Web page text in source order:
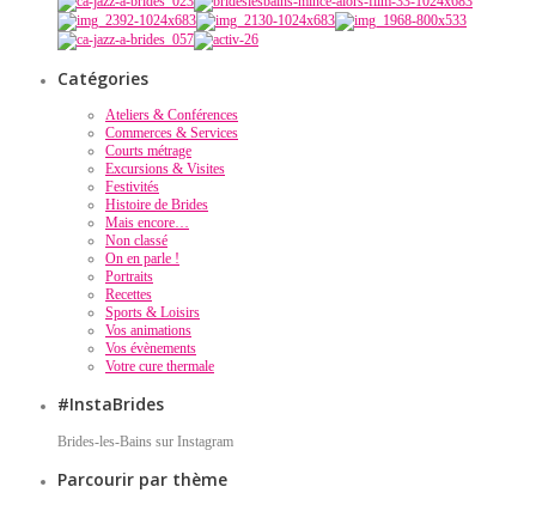
Catégories
Ateliers & Conférences
Commerces & Services
Courts métrage
Excursions & Visites
Festivités
Histoire de Brides
Mais encore…
Non classé
On en parle !
Portraits
Recettes
Sports & Loisirs
Vos animations
Vos évènements
Votre cure thermale
#InstaBrides
Brides-les-Bains sur Instagram
Parcourir par thème